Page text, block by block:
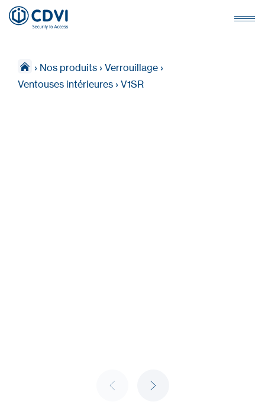
› Nos produits › Verrouillage ›
Ventouses intérieures › V1SR